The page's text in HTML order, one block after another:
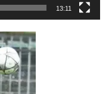
13:11